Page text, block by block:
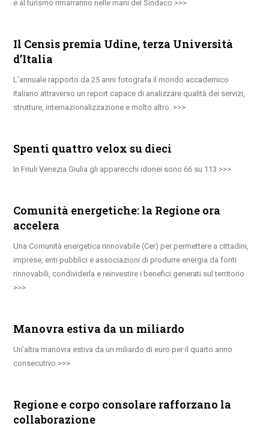
e al turismo rimarranno nelle mani del Sindaco
Il Censis premia Udine, terza Università
d’Italia
L’annuale rapporto da 25 anni fotografa il mondo accademico
italiano attraverso un report capace di analizzare qualità dei servizi,
strutture, internazionalizzazione e molto altro.
Spenti quattro velox su dieci
In Friuli Venezia Giulia gli apparecchi idonei sono 66 su 113
Comunità energetiche: la Regione ora
accelera
Una Comunità energetica rinnovabile (Cer) per permettere a cittadini,
imprese, enti pubblici e associazioni di produrre energia da fonti
rinnovabili, condividerla e reinvestire i benefici generati sul territorio
Manovra estiva da un miliardo
Un’altra manovra estiva da un miliardo di euro per il quarto anno
consecutivo
Regione e corpo consolare rafforzano la
collaborazione